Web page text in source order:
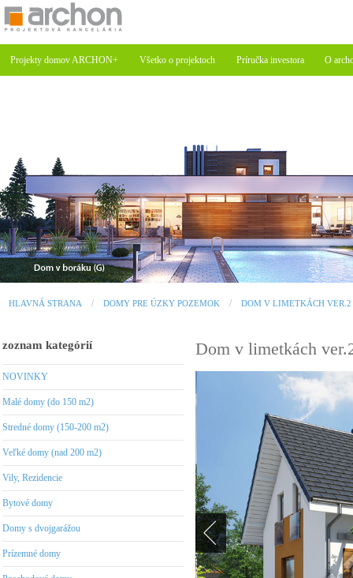
Projekty domov ARCHON+ Všetko o projektoch Príručka investora O
HLAVNÁ STRANA DOMY PRE ÚZKY POZEMOK DOM V LIMETKÁCH VER.2
zoznam kategórií
NOVINKY
Malé domy (do 150 m2)
Stredné domy (150-200 m2)
Veľké domy (nad 200 m2)
Vily, Rezidencie
Bytové domy
Domy s dvojgarážou
Prízemné domy
Dom v limetkách